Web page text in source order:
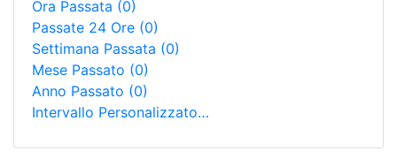
Ora Passata (0)
Passate 24 Ore (0)
Settimana Passata (0)
Mese Passato (0)
Anno Passato (0)
Intervallo Personalizzato…